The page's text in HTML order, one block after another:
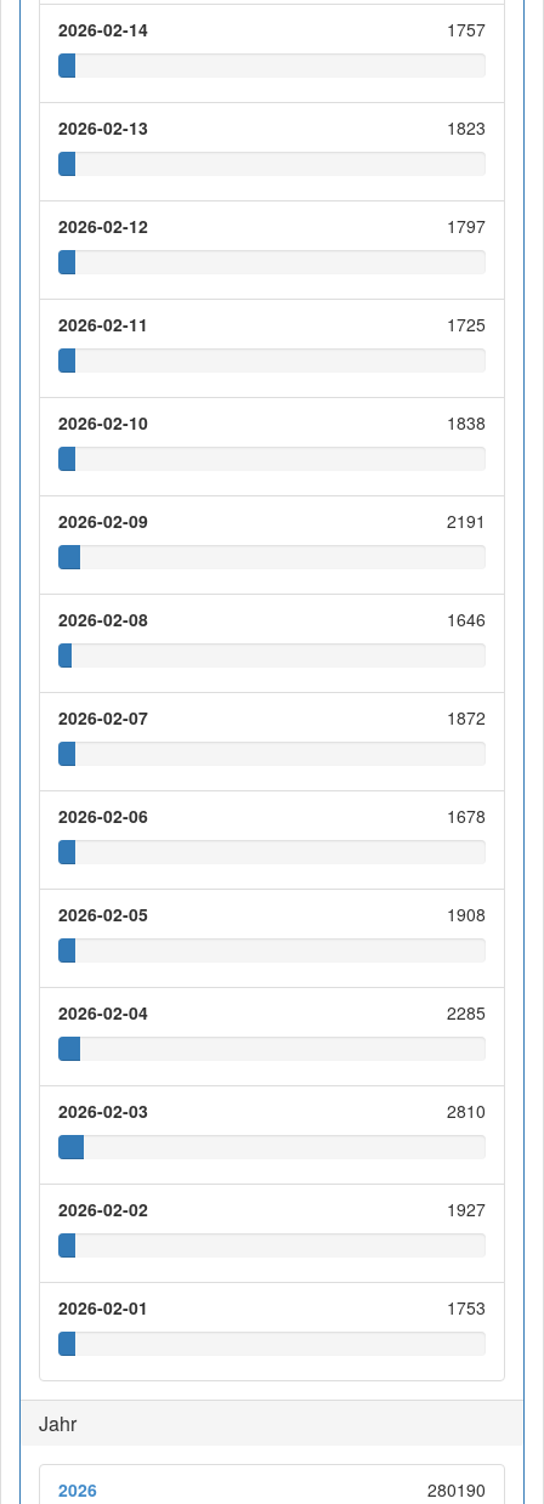
2026-02-14 1757
2026-02-13 1823
2026-02-12 1797
2026-02-11 1725
2026-02-10 1838
2026-02-09 2191
2026-02-08 1646
2026-02-07 1872
2026-02-06 1678
2026-02-05 1908
2026-02-04 2285
2026-02-03 2810
2026-02-02 1927
2026-02-01 1753
Jahr
2026 280190